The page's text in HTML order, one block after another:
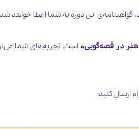
گواهینامه‌ی این دوره به شما اعطا خواهد
هنر در قصه‌گویی« است. تجربه‌های شما
ارسال کنید: